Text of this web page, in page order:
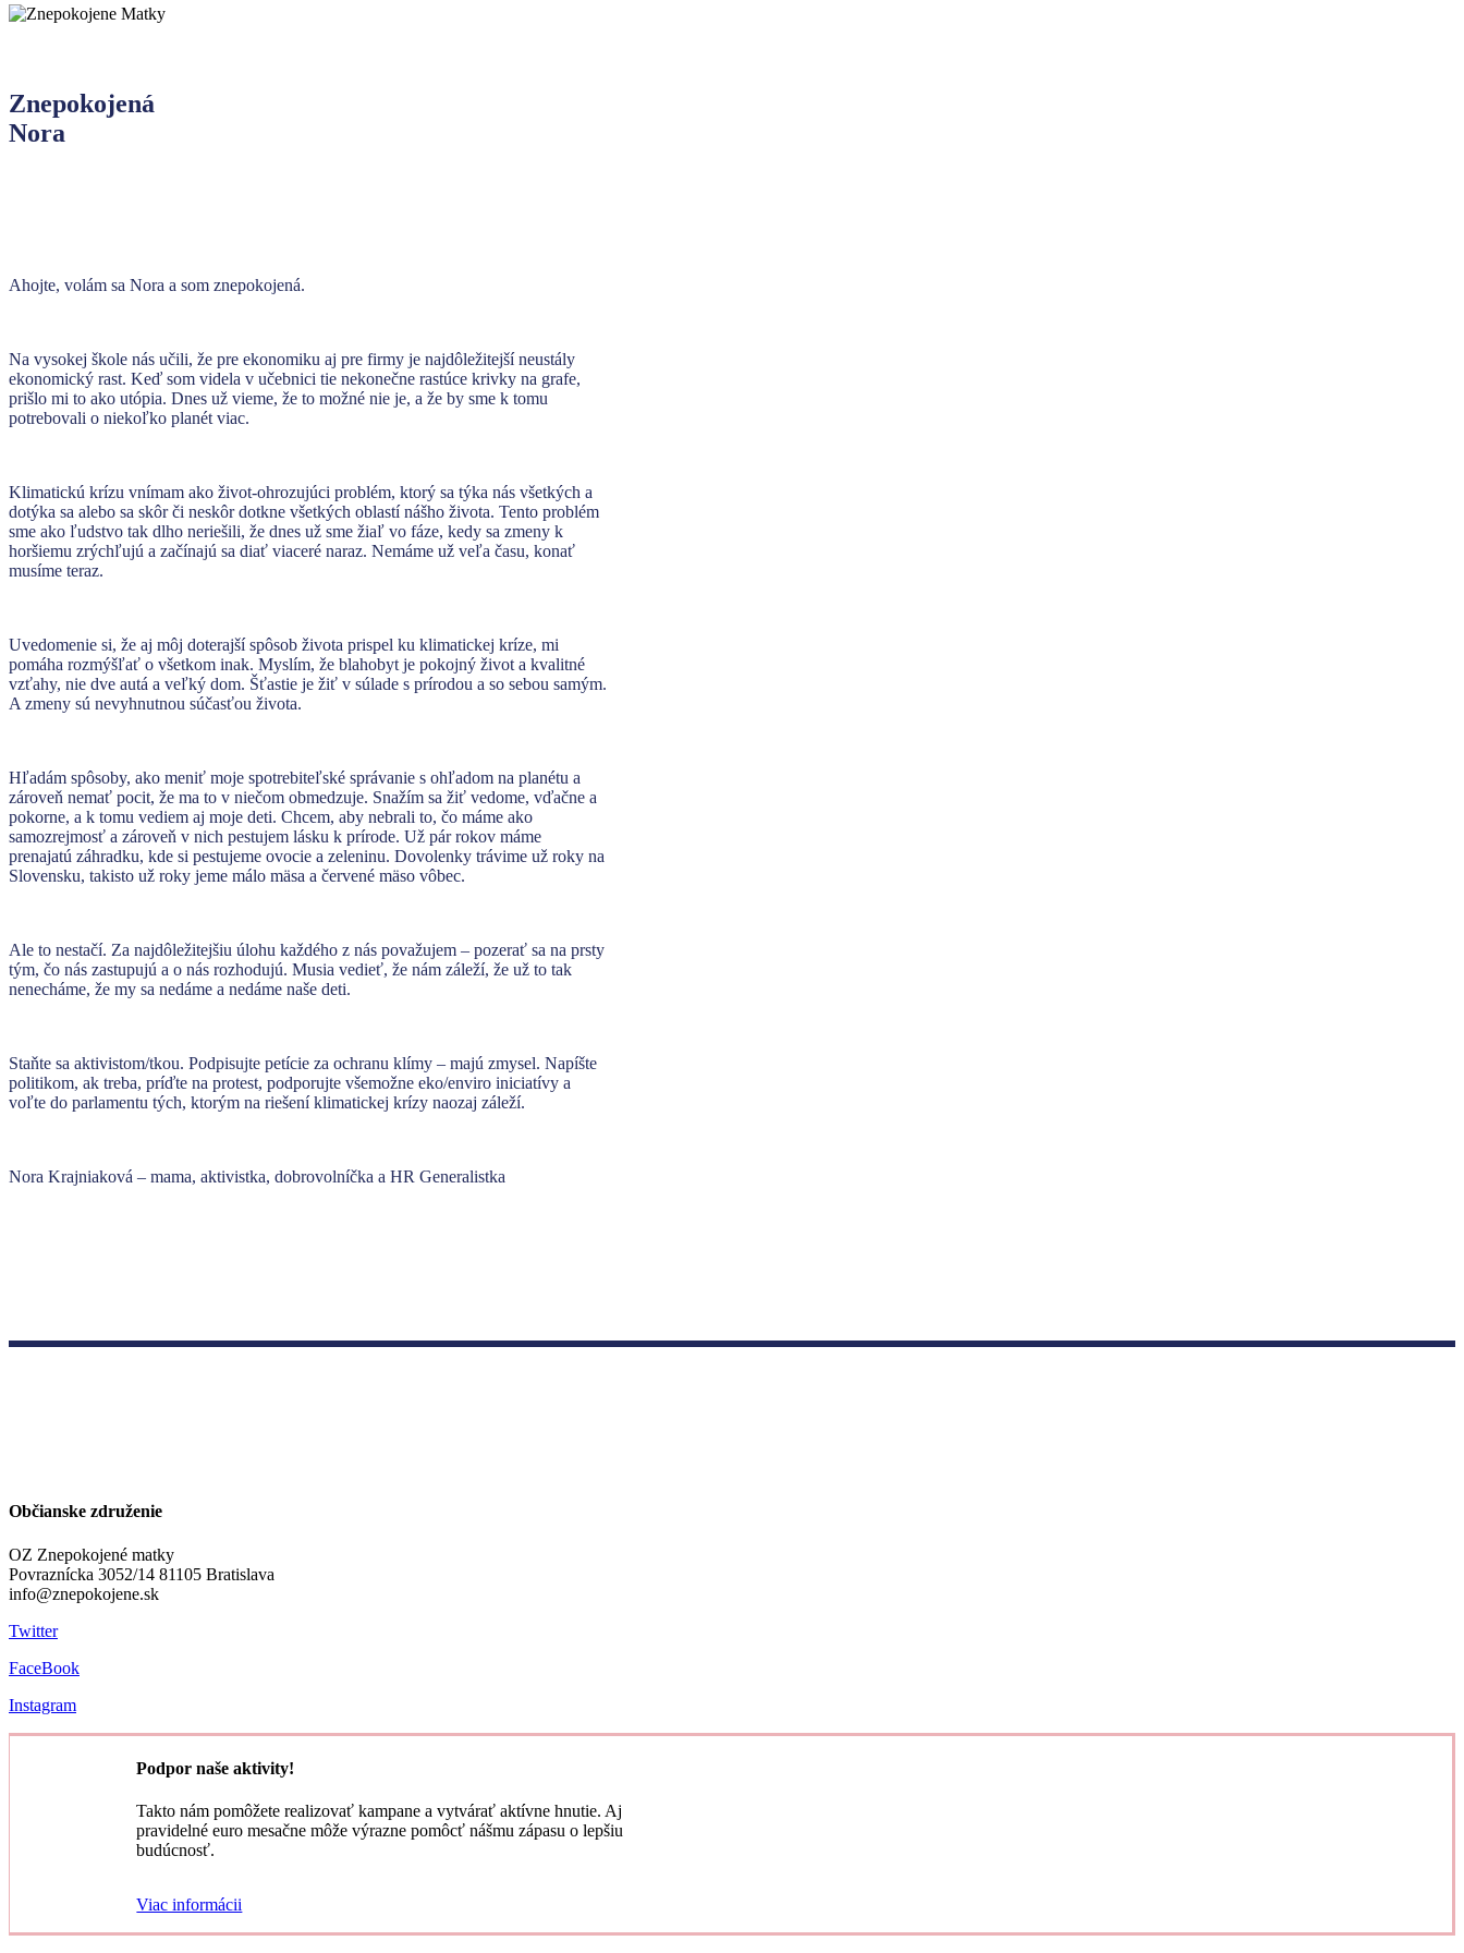
Znepokojená
Nora
Ahojte, volám sa Nora a som znepokojená.
Na vysokej škole nás učili, že pre ekonomiku aj pre firmy je najdôležitejší neustály
ekonomický rast. Keď som videla v učebnici tie nekonečne rastúce krivky na grafe,
prišlo mi to ako utópia. Dnes už vieme, že to možné nie je, a že by sme k tomu
potrebovali o niekoľko planét viac.
Klimatickú krízu vnímam ako život-ohrozujúci problém, ktorý sa týka nás všetkých a
dotýka sa alebo sa skôr či neskôr dotkne všetkých oblastí nášho života. Tento problém
sme ako ľudstvo tak dlho neriešili, že dnes už sme žiaľ vo fáze, kedy sa zmeny k
horšiemu zrýchľujú a začínajú sa diať viaceré naraz. Nemáme už veľa času, konať
musíme teraz.
Uvedomenie si, že aj môj doterajší spôsob života prispel ku klimatickej kríze, mi
pomáha rozmýšľať o všetkom inak. Myslím, že blahobyt je pokojný život a kvalitné
vzťahy, nie dve autá a veľký dom. Šťastie je žiť v súlade s prírodou a so sebou samým.
A zmeny sú nevyhnutnou súčasťou života.
Hľadám spôsoby, ako meniť moje spotrebiteľské správanie s ohľadom na planétu a
zároveň nemať pocit, že ma to v niečom obmedzuje. Snažím sa žiť vedome, vďačne a
pokorne, a k tomu vediem aj moje deti. Chcem, aby nebrali to, čo máme ako
samozrejmosť a zároveň v nich pestujem lásku k prírode. Už pár rokov máme
prenajatú záhradku, kde si pestujeme ovocie a zeleninu. Dovolenky trávime už roky na
Slovensku, takisto už roky jeme málo mäsa a červené mäso vôbec.
Ale to nestačí. Za najdôležitejšiu úlohu každého z nás považujem – pozerať sa na prsty
tým, čo nás zastupujú a o nás rozhodujú. Musia vedieť, že nám záleží, že už to tak
nenecháme, že my sa nedáme a nedáme naše deti.
Staňte sa aktivistom/tkou. Podpisujte petície za ochranu klímy – majú zmysel. Napíšte
politikom, ak treba, príďte na protest, podporujte všemožne eko/enviro iniciatívy a
voľte do parlamentu tých, ktorým na riešení klimatickej krízy naozaj záleží.
Nora Krajniaková – mama, aktivistka, dobrovolníčka a HR Generalistka
Občianske združenie
OZ Znepokojené matky
Povraznícka 3052/14 81105 Bratislava
info@znepokojene.sk
Twitter
FaceBook
Instagram
Podpor naše aktivity!
Takto nám pomôžete realizovať kampane a vytvárať aktívne hnutie. Aj
pravidelné euro mesačne môže výrazne pomôcť nášmu zápasu o lepšiu
budúcnosť.
Viac informácii